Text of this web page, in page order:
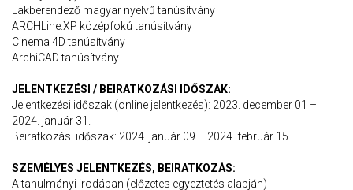
Lakberendező magyar nyelvű tanúsítvány
ARCHLine.XP középfokú tanúsítvány
Cinema 4D tanúsítvány
ArchiCAD tanúsítvány
JELENTKEZÉSI / BEIRATKOZÁSI IDŐSZAK:
Jelentkezési időszak (online jelentkezés): 2023. december 01 –
2024. január 31.
Beiratkozási időszak: 2024. január 09 – 2024. február 15.
SZEMÉLYES JELENTKEZÉS, BEIRATKOZÁS:
A tanulmányi irodában (előzetes egyeztetés alapján)